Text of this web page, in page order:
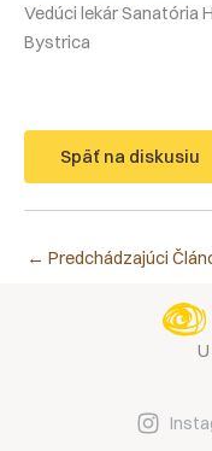
Vedúci lekár Sanatória
Bystrica
Späť na diskusiu
← Predchádzajúci